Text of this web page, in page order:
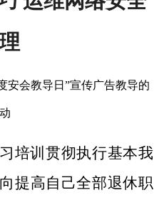
安会教导日”宣传广告教导的
培训贯彻执行基本我
提高自己全部退休职